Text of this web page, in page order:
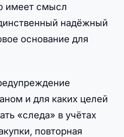
имеет смысл
надёжный
основание для
и для каких целей
«следа» в учётах
повторная